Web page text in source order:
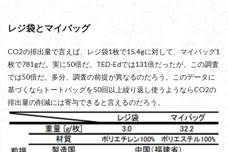
レジ袋とマイバッグ
CO2の排出量で言えば、レジ袋1枚で15.4gに対して、マイバッグ1
枚で781gだ。実に50倍だ。TED-Edでは131倍だったが、この調査
では50倍だ。多分、調査の前提が異なるのだろう。このデータに
基づくならトートバッグを50回以上繰り返し使うようならCO2の
排出量の削減には寄与できると言えるのだろう。